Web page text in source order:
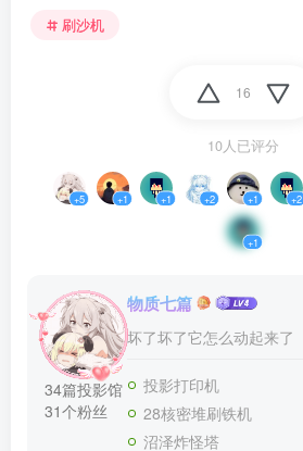
刷沙机
16
10人已评分
+5 +1 +1 +2 +1 +2
+1
34篇投影馆
31个粉丝
物质七篇
坏了坏了它怎么动起来了
投影打印机
28核密堆刷铁机
沼泽炸怪塔